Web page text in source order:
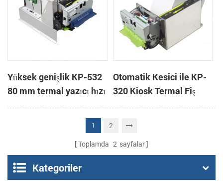
Yüksek genişlik KP-532
80 mm termal yazıcı hızı
kiosk
Otomatik Kesici ile KP-
320 Kiosk Termal Fiş
Yazıcı
1 2
Toplamda 2 sayfalar
Kategoriler